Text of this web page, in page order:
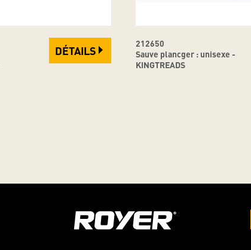
DÉTAILS
212650
Sauve plancger : unisexe -
KINGTREADS